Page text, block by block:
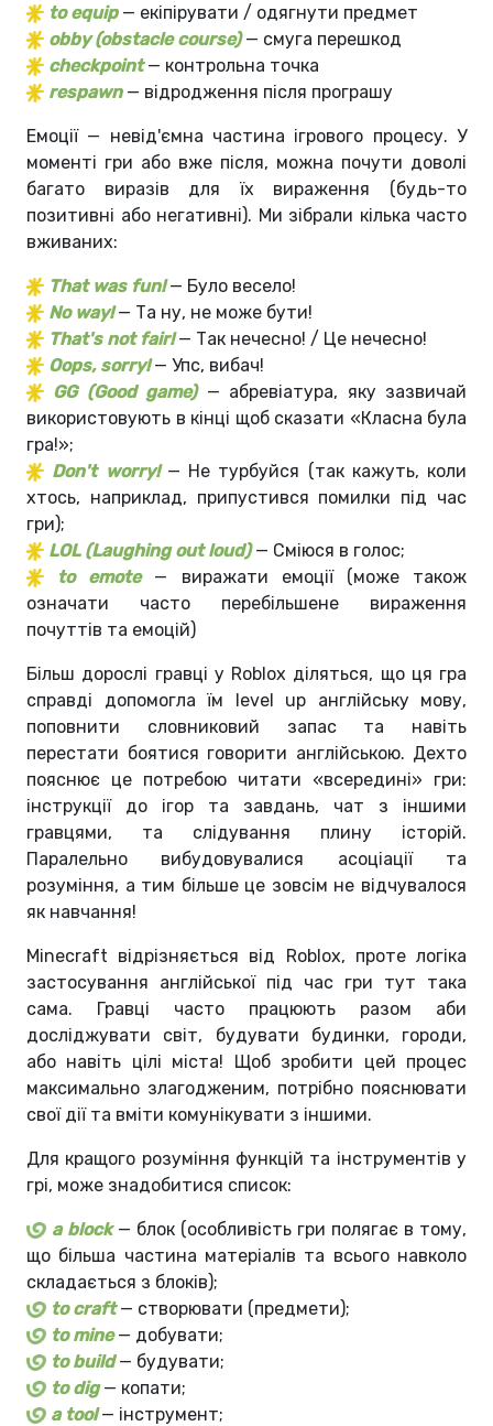
to equip— екіпірувати / одягнути предмет
obby (obstacle course)— смуга перешкод
checkpoint— контрольна точка
respawn — відродження після програшу
Емоції — невід'ємна частина ігрового процесу. У
моменті гри або вже після, можна почути доволі
багато виразів для їх вираження (будь-то
позитивні або негативні). Ми зібрали кілька часто
вживаних:
That was fun!— Було весело!
No way!— Та ну, не може бути!
That's not fair!— Так нечесно! / Це нечесно!
Oops, sorry!— Упс, вибач!
GG (Good game)— абревіатура, яку зазвичай
використовують в кінці щоб сказати «Класна була
гра!»;
Don't worry! — Не турбуйся (так кажуть, коли
хтось, наприклад, припустився помилки під час
гри);
LOL (Laughing out loud)— Сміюся в голос;
to emote— виражати емоції (може також
означати часто перебільшене вираження
почуттів та емоцій)
Більш дорослі гравці у Roblox діляться, що ця гра
справді допомогла їм level up англійську мову,
поповнити словниковий запас та навіть
перестати боятися говорити англійською. Дехто
пояснює це потребою читати «всередині» гри:
інструкції до ігор та завдань, чат з іншими
гравцями, та слідування плину історій.
Паралельно вибудовувалися асоціації та
розуміння, а тим більше це зовсім не відчувалося
як навчання!
Minecraft відрізняється від Roblox, проте логіка
застосування англійської під час гри тут така
сама. Гравці часто працюють разом аби
досліджувати світ, будувати будинки, городи,
або навіть цілі міста! Щоб зробити цей процес
максимально злагодженим, потрібно пояснювати
свої дії та вміти комунікувати з іншими.
Для кращого розуміння функцій та інструментів у
грі, може знадобитися список:
a block— блок (особливість гри полягає в тому,
що більша частина матеріалів та всього навколо
складається з блоків);
to craft— створювати (предмети);
to mine— добувати;
to build— будувати;
to dig— копати;
a tool— інструмент;